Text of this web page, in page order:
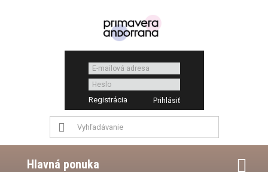
Registrácia
Hlavná ponuka